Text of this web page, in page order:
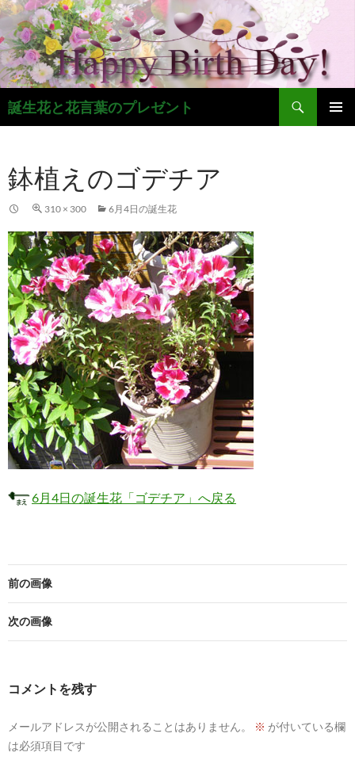
コ
ン
テ
ン
ツ
へ
ス
プ
誕生花と花言葉のプレゼント
検
索
鉢植えのゴデチア
310 × 300 6月4日の誕生花
6月4日の誕生花「ゴデチア」へ戻る
前の画像
次の画像
コメントを残す
メールアドレスが公開されることはありません。 ※ が付いている欄
は必須項目です